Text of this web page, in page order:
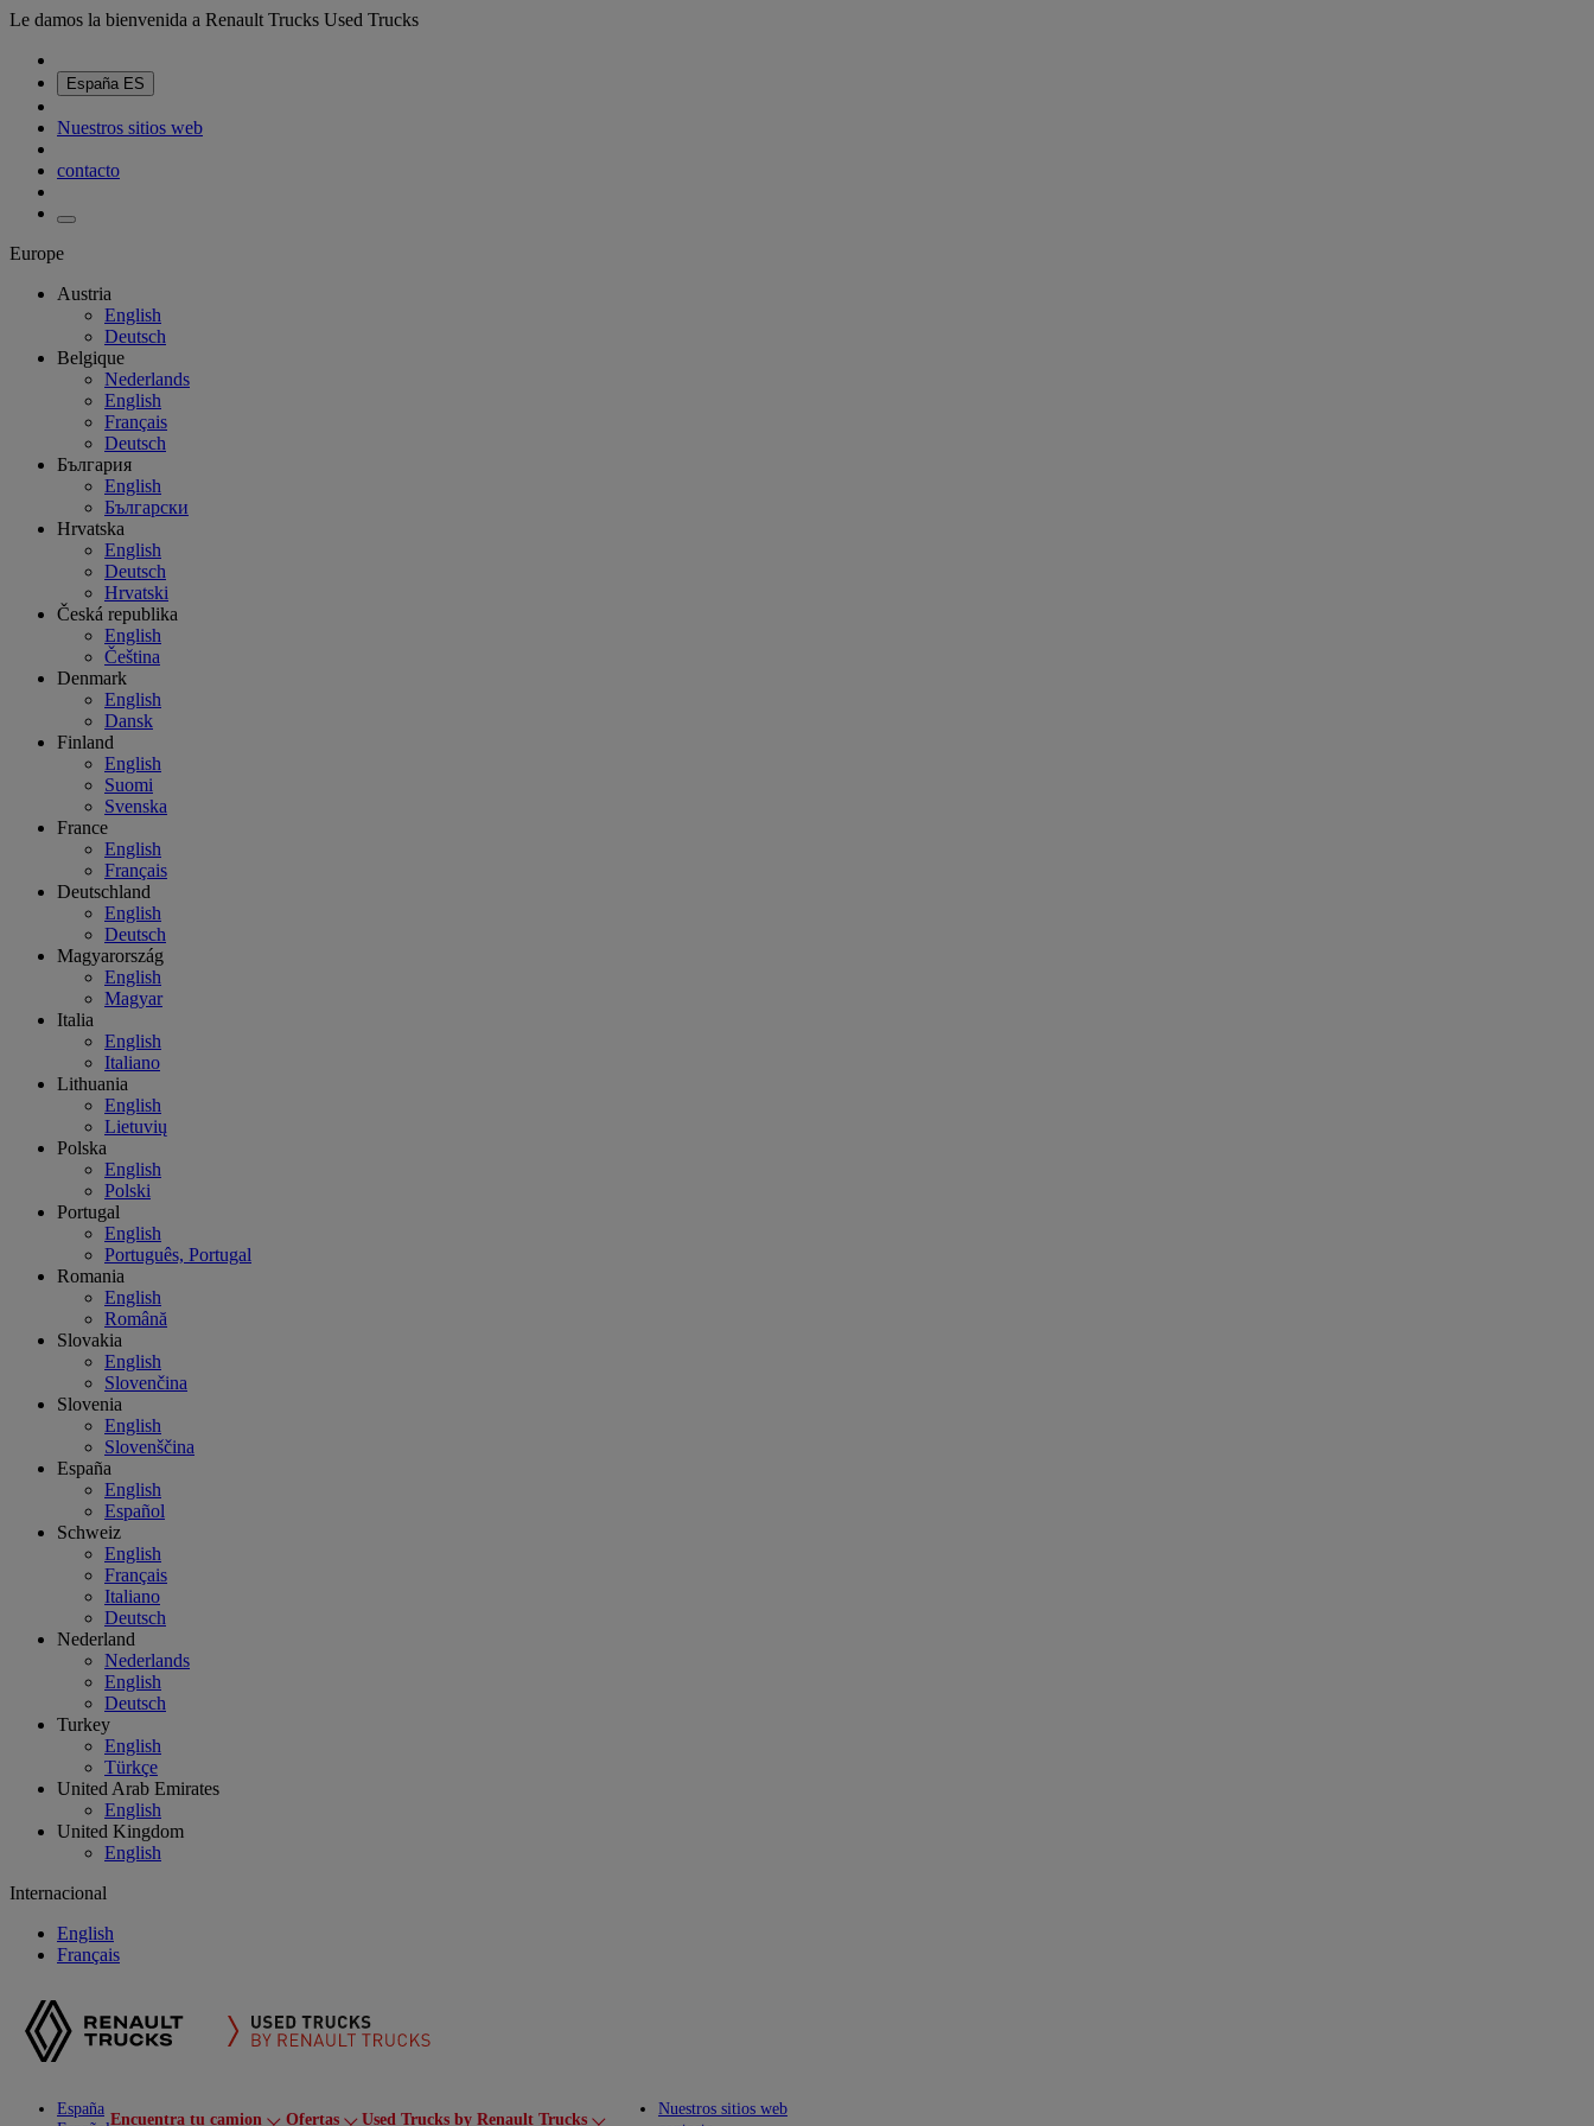
Le damos la bienvenida a Renault Trucks Used Trucks
España ES
Nuestros sitios web
contacto
Europe
Austria
English
Deutsch
Belgique
Nederlands
English
Français
Deutsch
България
English
Български
Hrvatska
English
Deutsch
Hrvatski
Česká republika
English
Čeština
Denmark
English
Dansk
Finland
English
Suomi
Svenska
France
English
Français
Deutschland
English
Deutsch
Magyarország
English
Magyar
Italia
English
Italiano
Lithuania
English
Lietuvių
Polska
English
Polski
Portugal
English
Português, Portugal
Romania
English
Română
Slovakia
English
Slovenčina
Slovenia
English
Slovenščina
España
English
Español
Schweiz
English
Français
Italiano
Deutsch
Nederland
Nederlands
English
Deutsch
Turkey
English
Türkçe
United Arab Emirates
English
United Kingdom
English
Internacional
English
Français
España
Encuentra tu camion Ofertas Used Trucks by Renault Trucks
Nuestros sitios web